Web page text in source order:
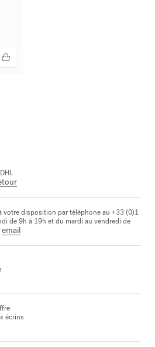
votre disposition par téléphone au +33 (0)1
de 9h à 19h et du mardi au vendredi de
email
écrins